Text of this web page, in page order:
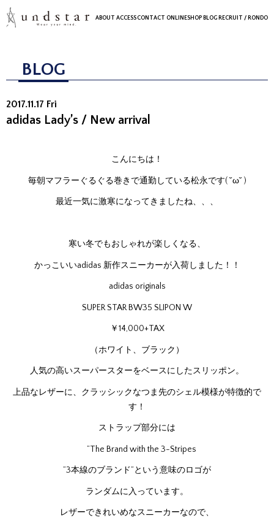
ABOUT ACCESSCONTACT ONLINESHOP BLOG RECRUIT / RONDO
BLOG
2017.11.17 Fri
adidas Lady’s / New arrival
こんにちは！
毎朝マフラーぐるぐる巻きで通勤している松永です( ˘ω˘ )
最近一気に激寒になってきましたね、、、
寒い冬でもおしゃれが楽しくなる、
かっこいいadidas 新作スニーカーが入荷しました！！
adidas originals
SUPER STAR BW35 SLIPON W
￥14,000+TAX
（ホワイト、ブラック）
人気の高いスーパースターをベースにしたスリッポン。
上品なレザーに、クラッシックなつま先のシェル模様が特徴的で
す！
ストラップ部分には
”The Brand with the 3-Stripes
”3本線のブランド”という意味のロゴが
ランダムに入っています。
レザーできれいめなスニーカーなので、